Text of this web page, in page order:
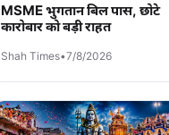
MSME भुगतान बिल पास, छोटे
कारोबार को बड़ी राहत
Shah Times•7/8/2026